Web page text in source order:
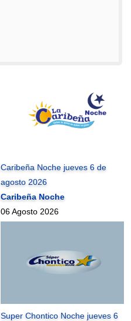
Caribeña Noche jueves 6 de
agosto 2026
Caribeña Noche
06 Agosto 2026
Super Chontico Noche jueves 6